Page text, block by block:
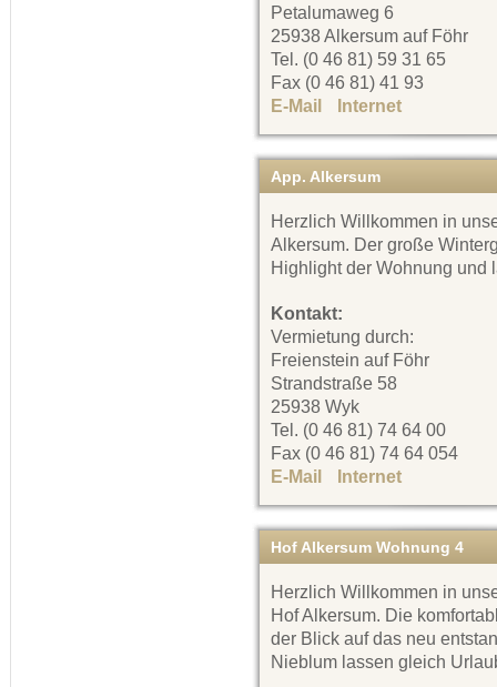
Petalumaweg 6
25938 Alkersum auf Föhr
Tel. (0 46 81) 59 31 65
Fax (0 46 81) 41 93
E-Mail
Internet
App. Alkersum
Herzlich Willkommen in
Alkersum. Der große
Highlight der Wohnung und
Kontakt:
Vermietung durch:
Freienstein auf Föhr
Strandstraße 58
25938 Wyk
Tel. (0 46 81) 74 64 00
Fax (0 46 81) 74 64 054
E-Mail
Internet
Hof Alkersum Wohnung 4
Herzlich Willkommen in
Hof Alkersum. Die
der Blick auf das neu
Nieblum lassen gleich